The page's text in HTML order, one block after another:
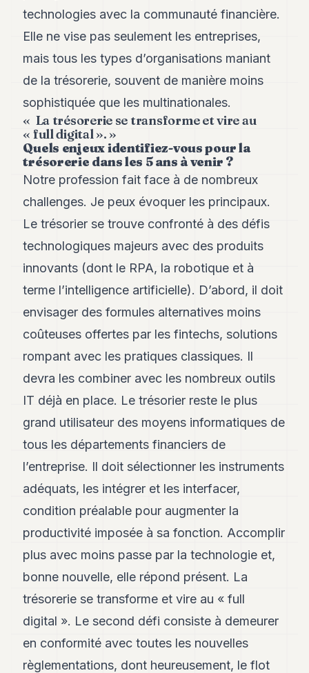
22
Andy
Andy
18
Andy
16
Andy
15
14
Andy
Andy
11
10
Andy
Andy
7
6
Andy
5
Andy
TECH
ART
DE
VIVRE
ARTS
POLITIQUE
technologies avec la communauté financière.
Elle ne vise pas seulement les entreprises,
mais tous les types d’organisations maniant
de la trésorerie, souvent de manière moins
sophistiquée que les multinationales.
« La trésorerie se transforme et vire au
« full digital ». »
Quels enjeux identifiez-vous pour la
trésorerie dans les 5 ans à venir ?
Notre profession fait face à de nombreux
challenges. Je peux évoquer les principaux.
Le trésorier se trouve confronté à des défis
technologiques majeurs avec des produits
innovants (dont le RPA, la robotique et à
terme l’intelligence artificielle). D’abord, il doit
envisager des formules alternatives moins
coûteuses offertes par les fintechs, solutions
rompant avec les pratiques classiques. Il
devra les combiner avec les nombreux outils
IT déjà en place. Le trésorier reste le plus
grand utilisateur des moyens informatiques de
tous les départements financiers de
l’entreprise. Il doit sélectionner les instruments
adéquats, les intégrer et les interfacer,
condition préalable pour augmenter la
productivité imposée à sa fonction. Accomplir
plus avec moins passe par la technologie et,
bonne nouvelle, elle répond présent. La
trésorerie se transforme et vire au « full
digital ». Le second défi consiste à demeurer
en conformité avec toutes les nouvelles
règlementations, dont heureusement, le flot